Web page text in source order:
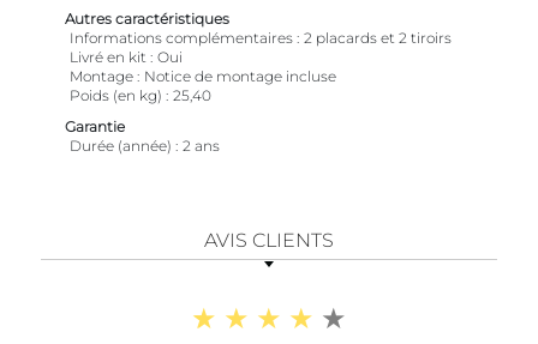
Autres caractéristiques
Informations complémentaires 2 placards et 2 tiroirs
Livré en kit Oui
Montage
Notice de montage incluse
Poids (en kg)
25,40
Garantie
Durée (année)
2 ans
AVIS CLIENTS